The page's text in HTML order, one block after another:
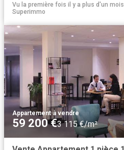
Vu la première fois il y a plus d'un mois
Superimmo
Appartement·à vendre
59 200 €3 115 €/m²